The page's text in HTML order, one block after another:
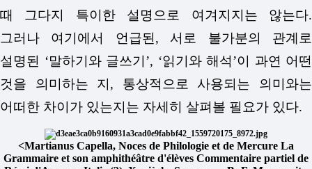
때 그다지 특이한 설명으로 여겨지지는 않는다.
그러나 여기에서 언급된, 서로 불가분의 관계로
설명된 ‘말하기와 글쓰기’, ‘읽기와 해석’이 과연 어떤
것을 의미하는 지, 통상적으로 사용되는 의미와는
어떠한 차이가 있는지는 자세히 살펴볼 필요가 있다.
<Martianus Capella, Noces de Philologie et de Mercure La
Grammaire et son amphithéâtre d'élèves Commentaire partiel de